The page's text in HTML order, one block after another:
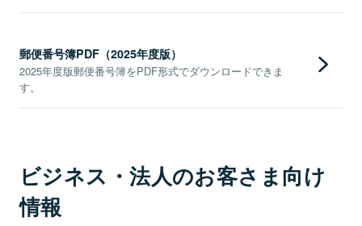
郵便番号簿PDF（2025年度版）
2025年度版郵便番号簿をPDF形式でダウンロードできま
す。
ビジネス・法人のお客さま向け
情報